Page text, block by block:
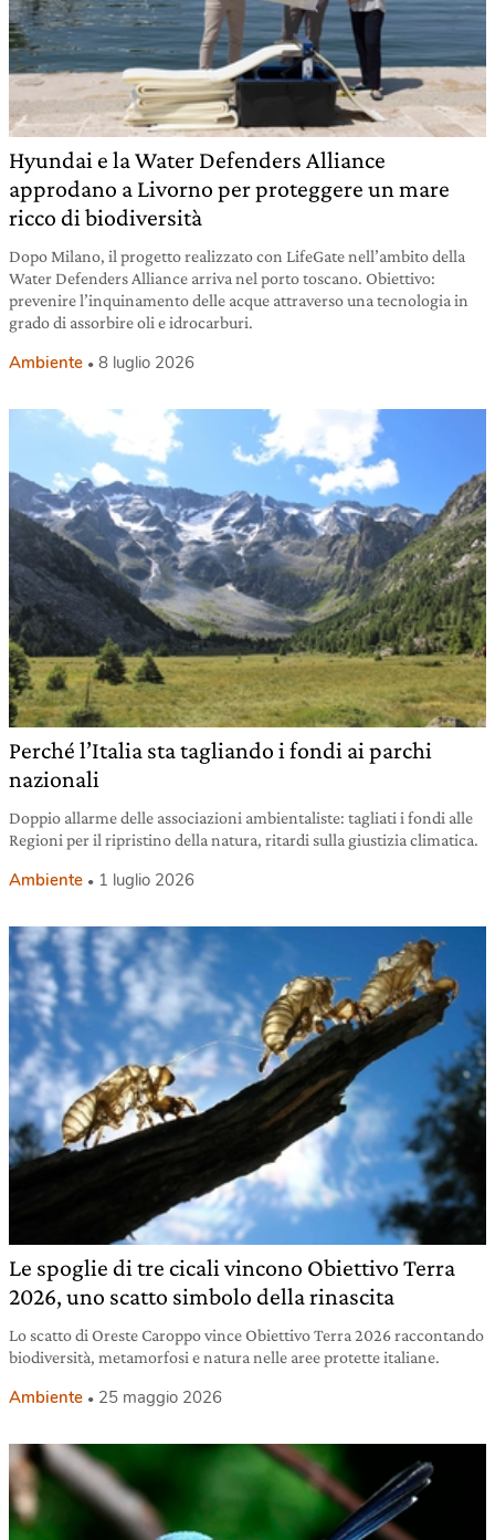
Hyundai e la Water Defenders Alliance
approdano a Livorno per proteggere un mare
ricco di biodiversità
Dopo Milano, il progetto realizzato con LifeGate nell’ambito della
Water Defenders Alliance arriva nel porto toscano. Obiettivo:
prevenire l’inquinamento delle acque attraverso una tecnologia in
grado di assorbire oli e idrocarburi.
Ambiente 8 luglio 2026
Perché l’Italia sta tagliando i fondi ai parchi
nazionali
Doppio allarme delle associazioni ambientaliste: tagliati i fondi alle
Regioni per il ripristino della natura, ritardi sulla giustizia climatica.
Ambiente 1 luglio 2026
Le spoglie di tre cicali vincono Obiettivo Terra
2026, uno scatto simbolo della rinascita
Lo scatto di Oreste Caroppo vince Obiettivo Terra 2026 raccontando
biodiversità, metamorfosi e natura nelle aree protette italiane.
Ambiente 25 maggio 2026